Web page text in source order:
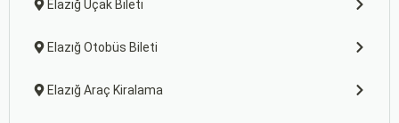
Elazığ Uçak Bileti
Elazığ Otobüs Bileti
Elazığ Araç Kiralama